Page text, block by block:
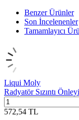
Benzer Ürünler
Son İncelenenler
Tamamlayıcı
Liqui Moly
Radyatör Sızıntı
572,54 TL